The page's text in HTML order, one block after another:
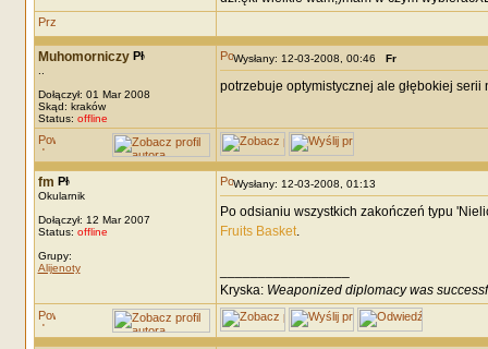
Muhomorniczy
Dołączył: 01 Mar 2008
Skąd: kraków
Status: offline
Wysłany: 12-03-2008, 00:46 Fr
potrzebuje optymistycznej ale głębokiej serii
fm
Okularnik
Dołączył: 12 Mar 2007
Status: offline
Grupy:
Alijenoty
Wysłany: 12-03-2008, 01:13
Po odsianiu wszystkich zakończeń typu
Fruits Basket.
Kryska: Weaponized diplomacy was